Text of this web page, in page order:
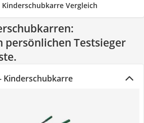
Vergleich
persönlichen Testsieger
Kinderschubkarre